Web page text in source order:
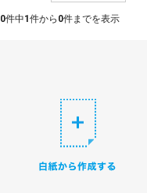
0件中1 件から 0件までを表示